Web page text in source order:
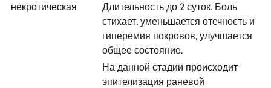
некротическая
Длительность до 2 суток. Боль
стихает, уменьшается отечность и
гиперемия покровов, улучшается
общее состояние.
На данной стадии происходит
эпителизация раневой